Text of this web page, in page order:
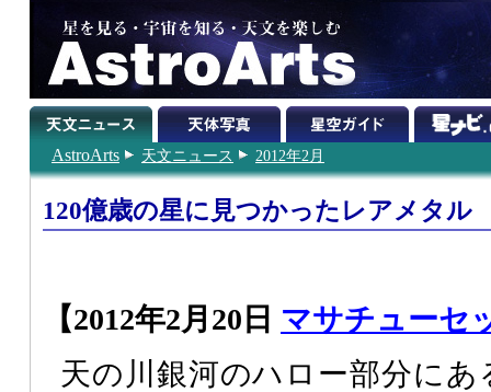
AstroArts 天文ニュース 2012年2月
120億歳の星に見つかったレアメタル
【2012年2月20日 マサチューセ
天の川銀河のハロー部分にあ